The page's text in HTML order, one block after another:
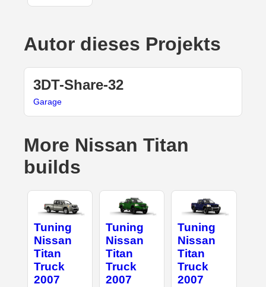
Autor dieses Projekts
3DT-Share-32
Garage
More Nissan Titan
builds
Tuning
Nissan
Titan
Truck
2007
Tuning
Nissan
Titan
Truck
2007
Tuning
Nissan
Titan
Truck
2007